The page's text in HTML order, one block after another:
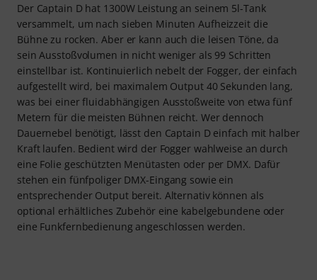
Der Captain D hat 1300W Leistung an seinem 5l-Tank
versammelt, um nach sieben Minuten Aufheizzeit die
Bühne zu rocken. Aber er kann auch die leisen Töne, da
sein Ausstoßvolumen in nicht weniger als 99 Schritten
einstellbar ist. Kontinuierlich nebelt der Fogger, der einfach
aufgestellt wird, bei maximalem Output 40 Sekunden lang,
was bei einer fluidabhängigen Ausstoßweite von etwa fünf
Metern für die meisten Bühnen reicht. Wer dennoch
Dauernebel benötigt, lässt den Captain D einfach mit halber
Kraft laufen. Bedient wird der Fogger wahlweise an durch
eine Folie geschützten Menütasten oder per DMX. Dafür
stehen ein fünfpoliger DMX-Eingang sowie ein
entsprechender Output bereit. Alternativ können als
optional erhältliches Zubehör eine kabelgebundene oder
eine Funkfernbedienung angeschlossen werden.